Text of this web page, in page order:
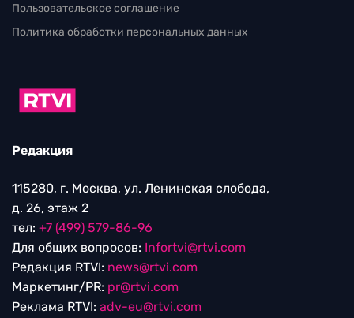
Пользовательское соглашение
Политика обработки персональных данных
Редакция
115280, г. Москва, ул. Ленинская слобода,
д. 26, этаж 2
тел: +7 (499) 579-86-96
Для общих вопросов: Infortvi@rtvi.com
Редакция RTVI: news@rtvi.com
Маркетинг/PR: pr@rtvi.com
Реклама RTVI: adv-eu@rtvi.com